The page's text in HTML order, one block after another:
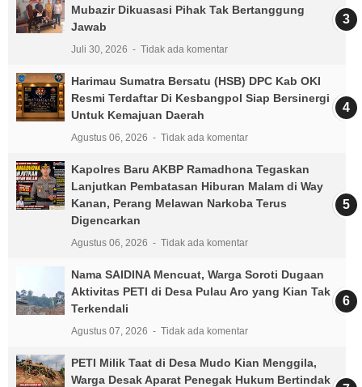
Mubazir Dikuasasi Pihak Tak Bertanggung
Jawab
Juli 30, 2026 Tidak ada komentar
Harimau Sumatra Bersatu (HSB) DPC Kab OKI
Resmi Terdaftar Di Kesbangpol Siap Bersinergi
Untuk Kemajuan Daerah
Agustus 06, 2026 Tidak ada komentar
Kapolres Baru AKBP Ramadhona Tegaskan
Lanjutkan Pembatasan Hiburan Malam di Way
Kanan, Perang Melawan Narkoba Terus
Digencarkan
Agustus 06, 2026 Tidak ada komentar
Nama SAIDINA Mencuat, Warga Soroti Dugaan
Aktivitas PETI di Desa Pulau Aro yang Kian Tak
Terkendali
Agustus 07, 2026 Tidak ada komentar
PETI Milik Taat di Desa Mudo Kian Menggila,
Warga Desak Aparat Penegak Hukum Bertindak